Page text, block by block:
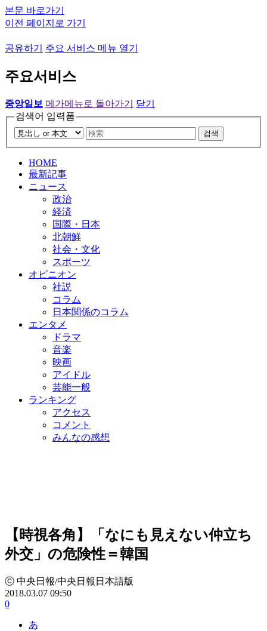
본문 바로가기
이전 페이지로 가기
공유하기 주요 서비스 메뉴 열기
주요서비스
중앙일보 메가메뉴로 돌아가기
닫기
검색어 입력폼
검색
HOME
最新記事
ニュース
政治
経済
国際・日本
北朝鮮
社会・文化
スポーツ
オピニオン
社説
コラム
日本関係のコラム
エンタメ
ドラマ
音楽
映画
アイドル
芸能一般
ランキング
アクセス
コメント
みんなの感想
【時視各角】「なにも見えない仲立ち
外交」の危険性＝韓国
ⓒ 中央日報/中央日報日本語版
2018.03.07 09:50
0
あ